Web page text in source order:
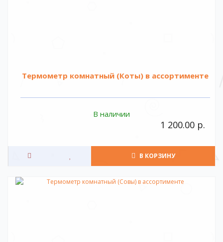
Термометр комнатный (Коты) в ассортименте
В наличии
1 200.00 р.
В КОРЗИНУ